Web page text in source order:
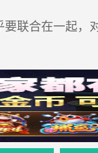
联合在一起，